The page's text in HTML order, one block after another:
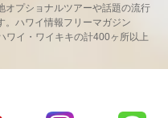
オプショナルツアーや話題の流行
。ハワイ情報フリーマガジン
ワイ・ワイキキの計400ヶ所以上